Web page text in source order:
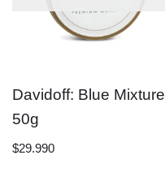
Davidoff: Blue Mixture
50g
$29.990